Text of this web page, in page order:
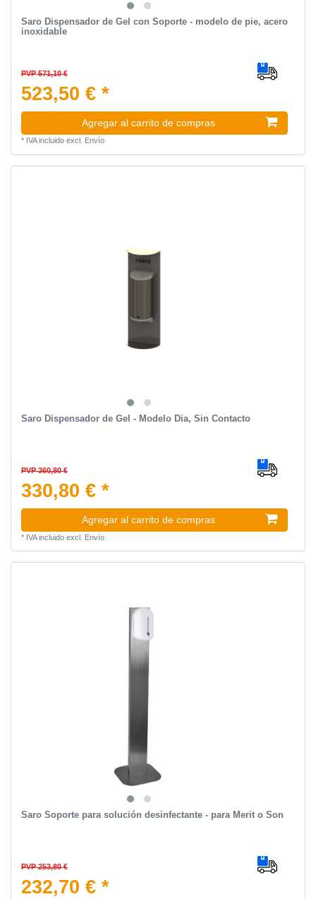
Saro Dispensador de Gel con Soporte - modelo de pie, acero
inoxidable
PVP 571,10 €
523,50 € *
Agregar al carrito de compras
* IVA incluidoexcl. Envío
Saro Dispensador de Gel - Modelo Dia, Sin Contacto
PVP 360,80 €
330,80 € *
Agregar al carrito de compras
* IVA incluidoexcl. Envío
Saro Soporte para solución desinfectante - para Merit o Son
PVP 253,80 €
232,70 € *